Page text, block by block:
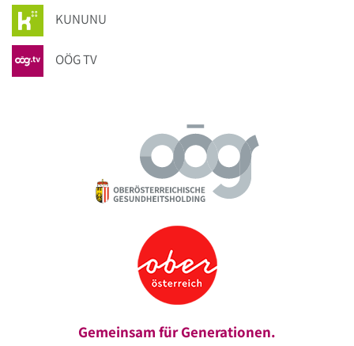
KUNUNU
OÖG TV
Gemeinsam für Generationen.